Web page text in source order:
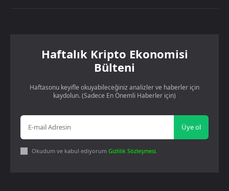
Haftalık Kripto Ekonomisi
Bülteni
Haftasonu keyifle okuyabileceğiniz analizler ve haberler için
kaydolun. (Sadece En Önemli Haberler için)
Üye ol
Okudum ve kabul ediyorum Gizlilik Sözleşmesi.